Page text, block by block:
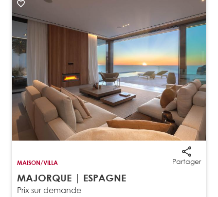
Partager
MAISON/VILLA
MAJORQUE | ESPAGNE
Prix sur demande